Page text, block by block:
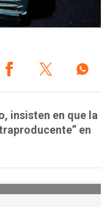
insisten en que la
en